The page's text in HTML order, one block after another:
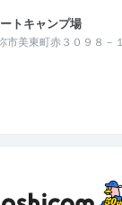
トキャンプ場
市美東町赤３０９８－１